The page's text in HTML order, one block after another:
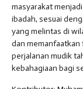
masyarakat
ibadah, sesuai
yang melintas di
dan memanfaatkan
perjalanan mudik
kebahagiaan bagi